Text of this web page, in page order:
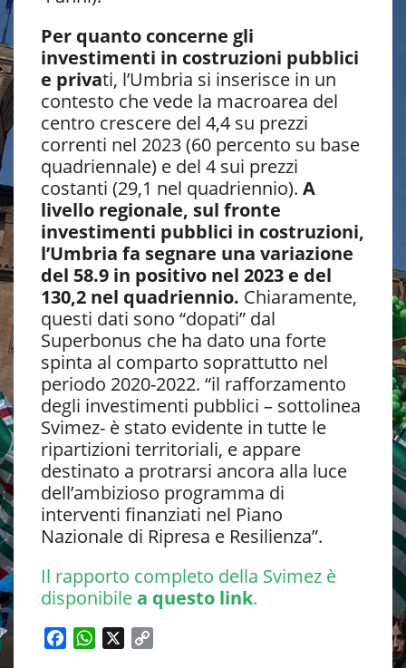
Per quanto concerne gli
investimenti in costruzioni pubblici
e privati, l’Umbria si inserisce in un
contesto che vede la macroarea del
centro crescere del 4,4 su prezzi
correnti nel 2023 (60 percento su base
quadriennale) e del 4 sui prezzi
costanti (29,1 nel quadriennio). A
livello regionale, sul fronte
investimenti pubblici in costruzioni,
l’Umbria fa segnare una variazione
del 58.9 in positivo nel 2023 e del
130,2 nel quadriennio. Chiaramente,
questi dati sono “dopati” dal
Superbonus che ha dato una forte
spinta al comparto soprattutto nel
periodo 2020-2022. “il rafforzamento
degli investimenti pubblici – sottolinea
Svimez- è stato evidente in tutte le
ripartizioni territoriali, e appare
destinato a protrarsi ancora alla luce
dell’ambizioso programma di
interventi finanziati nel Piano
Nazionale di Ripresa e Resilienza”.
Il rapporto completo della Svimez è
disponibilea questo link.
W